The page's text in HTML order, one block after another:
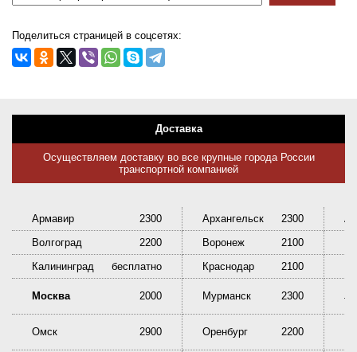
Поделиться страницей в соцсетях:
Доставка
Осуществляем доставку во все крупные города России
транспортной компанией
Армавир 2300 Архангельск 2300
Волгоград
2200 Воронеж 2100
Калининград
бесплатно Краснодар 2100
Москва 2000 Мурманск 2300
Омск 2900 Оренбург 2200